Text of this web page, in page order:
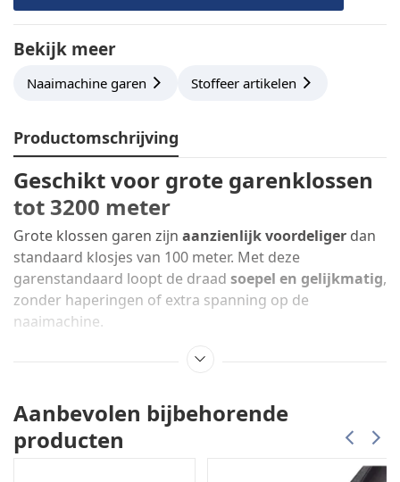
Bekijk meer
Naaimachine garen Stoffeer artikelen
Productomschrijving
Geschikt voor grote garenklossen
tot 3200 meter
Grote klossen garen zijn aanzienlijk voordeliger dan
standaard klosjes van 100 meter. Met deze
garenstandaard loopt de draad soepel en gelijkmatig,
zonder haperingen of extra spanning op de
naaimachine.
Voordelen van een losse
Geschikt voor
grote industriële en
huishoudklossen
en gelijkmatige afwikkeling
Aanbevolen bijbehorende
producten